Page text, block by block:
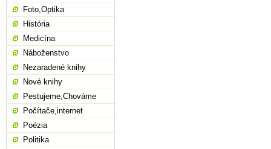
Foto,Optika
História
Medicína
Náboženstvo
Nezaradené knihy
Nové knihy
Pestujeme,Chováme
Počítače,internet
Poézia
Politika